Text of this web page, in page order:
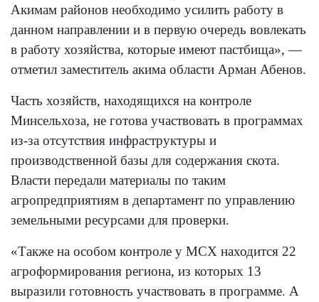
Акимам районов необходимо усилить работу в
данном направлении и в первую очередь вовлекать
в работу хозяйства, которые имеют пастбища», —
отметил заместитель акима области Арман Абенов.
Часть хозяйств, находящихся на контроле
Минсельхоза, не готова участвовать в программах
из-за отсутствия инфраструктуры и
производственной базы для содержания скота.
Власти передали материалы по таким
агропредприятиям в департамент по управлению
земельными ресурсами для проверки.
«Также на особом контроле у МСХ находится 22
агроформирования региона, из которых 13
выразили готовность участвовать в программе. А